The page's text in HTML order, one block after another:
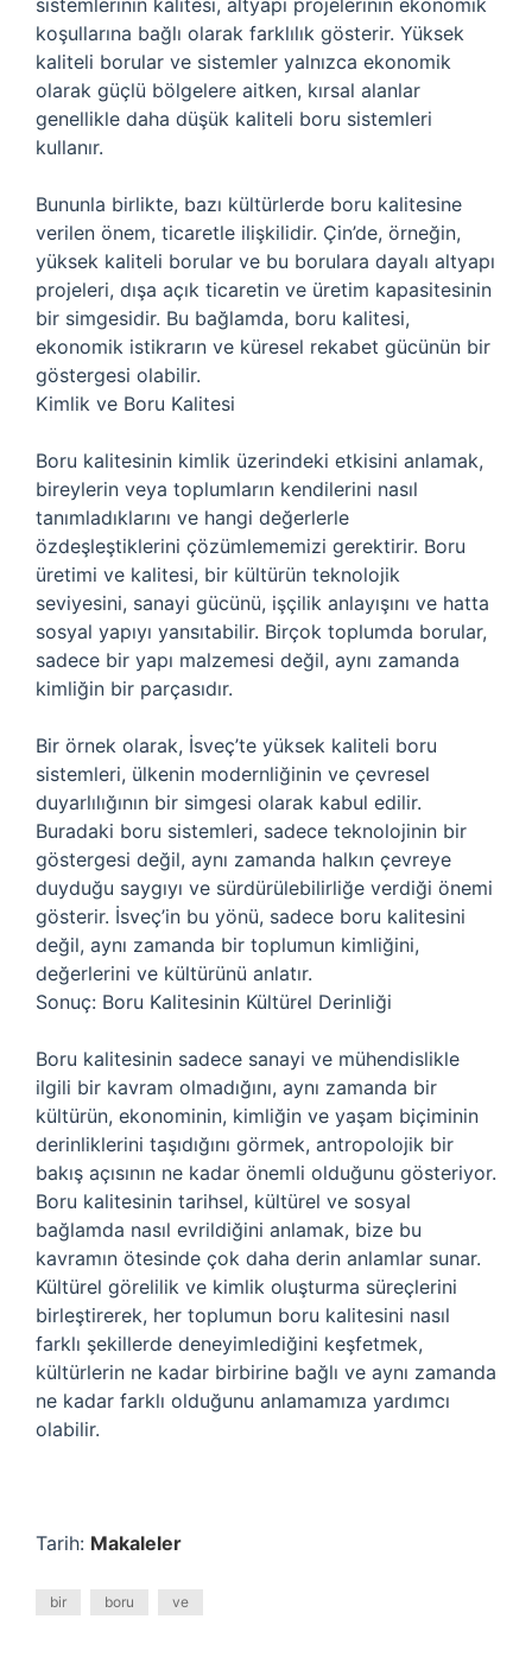
sistemlerinin kalitesi, altyapı projelerinin ekonomik
koşullarına bağlı olarak farklılık gösterir. Yüksek
kaliteli borular ve sistemler yalnızca ekonomik
olarak güçlü bölgelere aitken, kırsal alanlar
genellikle daha düşük kaliteli boru sistemleri
kullanır.
Bununla birlikte, bazı kültürlerde boru kalitesine
verilen önem, ticaretle ilişkilidir. Çin’de, örneğin,
yüksek kaliteli borular ve bu borulara dayalı altyapı
projeleri, dışa açık ticaretin ve üretim kapasitesinin
bir simgesidir. Bu bağlamda, boru kalitesi,
ekonomik istikrarın ve küresel rekabet gücünün bir
göstergesi olabilir.
Kimlik ve Boru Kalitesi
Boru kalitesinin kimlik üzerindeki etkisini anlamak,
bireylerin veya toplumların kendilerini nasıl
tanımladıklarını ve hangi değerlerle
özdeşleştiklerini çözümlememizi gerektirir. Boru
üretimi ve kalitesi, bir kültürün teknolojik
seviyesini, sanayi gücünü, işçilik anlayışını ve hatta
sosyal yapıyı yansıtabilir. Birçok toplumda borular,
sadece bir yapı malzemesi değil, aynı zamanda
kimliğin bir parçasıdır.
Bir örnek olarak, İsveç’te yüksek kaliteli boru
sistemleri, ülkenin modernliğinin ve çevresel
duyarlılığının bir simgesi olarak kabul edilir.
Buradaki boru sistemleri, sadece teknolojinin bir
göstergesi değil, aynı zamanda halkın çevreye
duyduğu saygıyı ve sürdürülebilirliğe verdiği önemi
gösterir. İsveç’in bu yönü, sadece boru kalitesini
değil, aynı zamanda bir toplumun kimliğini,
değerlerini ve kültürünü anlatır.
Sonuç: Boru Kalitesinin Kültürel Derinliği
Boru kalitesinin sadece sanayi ve mühendislikle
ilgili bir kavram olmadığını, aynı zamanda bir
kültürün, ekonominin, kimliğin ve yaşam biçiminin
derinliklerini taşıdığını görmek, antropolojik bir
bakış açısının ne kadar önemli olduğunu gösteriyor.
Boru kalitesinin tarihsel, kültürel ve sosyal
bağlamda nasıl evrildiğini anlamak, bize bu
kavramın ötesinde çok daha derin anlamlar sunar.
Kültürel görelilik ve kimlik oluşturma süreçlerini
birleştirerek, her toplumun boru kalitesini nasıl
farklı şekillerde deneyimlediğini keşfetmek,
kültürlerin ne kadar birbirine bağlı ve aynı zamanda
ne kadar farklı olduğunu anlamamıza yardımcı
olabilir.
Tarih: Makaleler
bir boru ve